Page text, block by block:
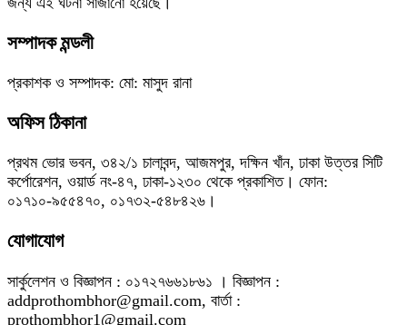
সম্পাদক মন্ডলী
প্রকাশক ও সম্পাদক: মো: মাসুদ রানা
অফিস ঠিকানা
প্রথম ভোর ভবন, ৩৪২/১ চালাবন্দ, আজমপুর, দক্ষিন খাঁন, ঢাকা উত্তর সিটি
কর্পোরেশন, ওয়ার্ড নং-৪৭, ঢাকা-১২৩০ থেকে প্রকাশিত। ফোন:
০১৭১০-৯৫৫৪৭০, ০১৭৩২-৫৪৮৪২৬।
যোগাযোগ
সার্কুলেশন ও বিজ্ঞাপন : ০১৭২৭৬৬১৮৬১ । বিজ্ঞাপন :
addprothombhor@gmail.com, বার্তা :
prothombhor1@gmail.com